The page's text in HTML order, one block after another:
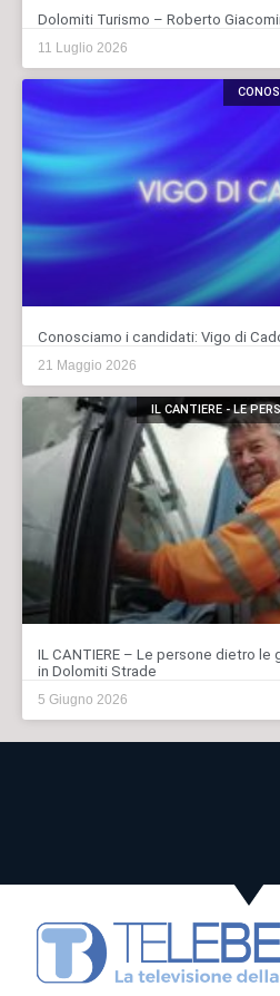
Dolomiti Turismo – Roberto
11 Luglio 2026
Conosciamo i candidati: Vigo di
21 Maggio 2026
IL CANTIERE - LE
IL CANTIERE – Le persone dietro le
in Dolomiti Strade
5 Giugno 2026